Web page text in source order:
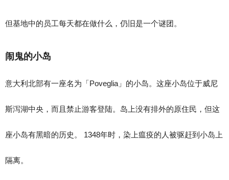
但基地中的员工每天都在做什么，仍旧是一个谜团。
闹鬼的小岛
意大利北部有一座名为「Poveglia」的小岛。这座小岛位于威尼
斯泻湖中央，而且禁止游客登陆。岛上没有排外的原住民，但这
座小岛有黑暗的历史。 1348年时，染上瘟疫的人被驱赶到小岛上
隔离。